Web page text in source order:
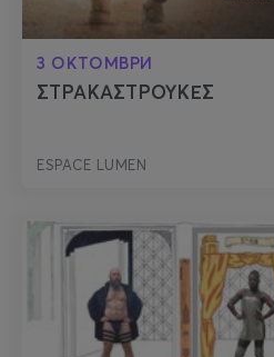
3 ОКТОМВРИ
ΣΤΡΑΚΑΣΤΡΟΥΚΕΣ
ESPACE LUMEN